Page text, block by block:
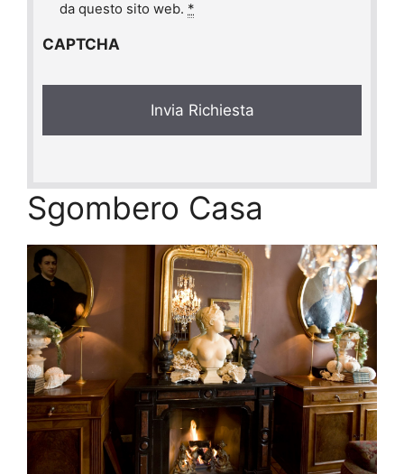
a
y
da questo sito web. *
CAPTCHA
Sgombero Casa